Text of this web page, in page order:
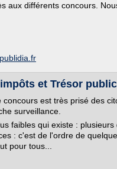
aux différents concours.
et Trésor
est très prisé des
surveillance.
faibles qui existe :
: c'est de l'ordre de
pour tous...